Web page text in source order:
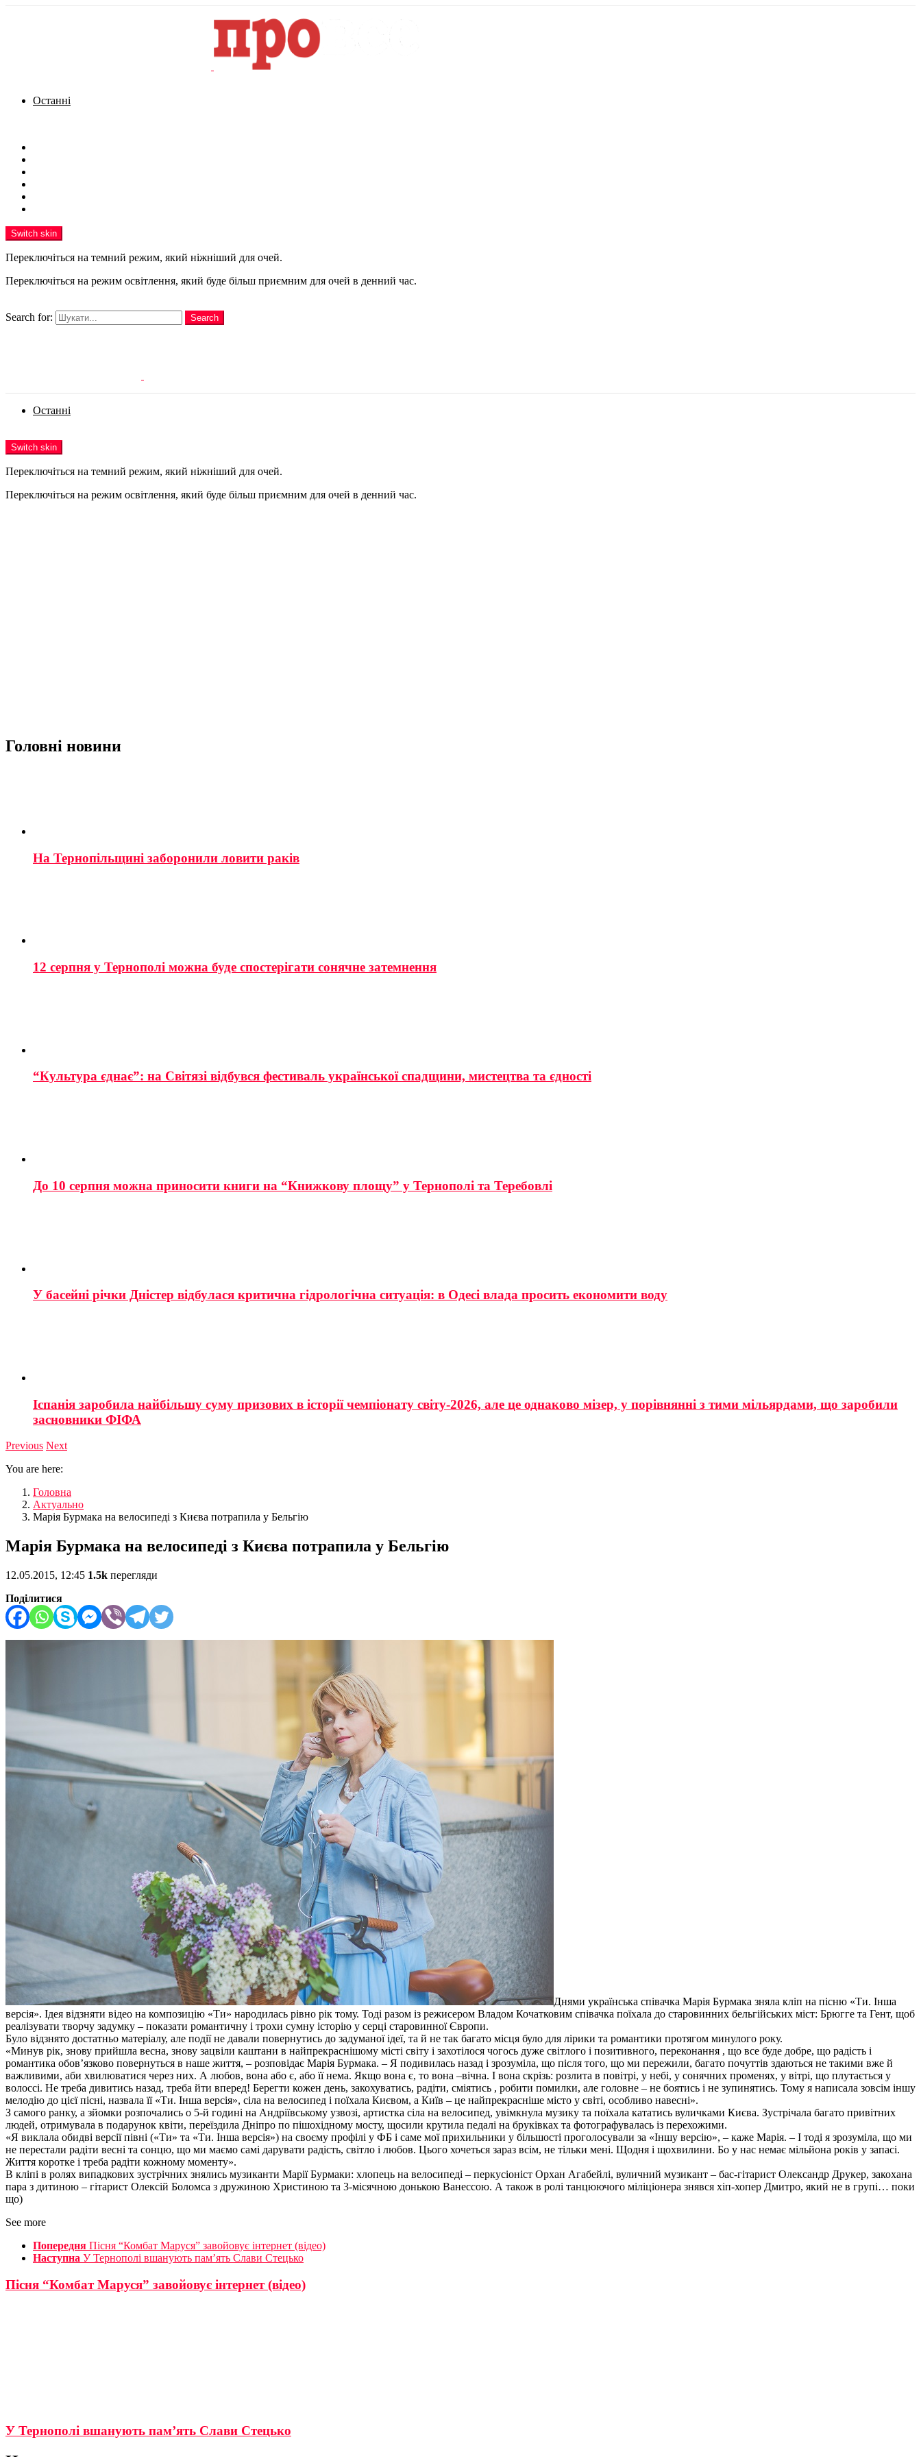
Останні
Switch skin
Переключіться на темний режим, який ніжніший для очей.
Переключіться на режим освітлення, який буде більш приємним для очей в денний час.
Search for:
Search
Останні
Switch skin
Переключіться на темний режим, який ніжніший для очей.
Переключіться на режим освітлення, який буде більш приємним для очей в денний час.
Головні новини
На Тернопільщині заборонили ловити раків
12 серпня у Тернополі можна буде спостерігати сонячне затемнення
“Культура єднає”: на Світязі відбувся фестиваль української спадщини, мистецтва та єдності
До 10 серпня можна приносити книги на “Книжкову площу” у Тернополі та Теребовлі
У басейні річки Дністер відбулася критична гідрологічна ситуація: в Одесі влада просить економити воду
Іспанія заробила найбільшу суму призових в історії чемпіонату світу-2026, але це однаково мізер, у порівнянні з тими мільярдами, що заробили
засновники ФІФА
Previous Next
You are here:
Головна
Актуально
Марія Бурмака на велосипеді з Києва потрапила у Бельгію
Марія Бурмака на велосипеді з Києва потрапила у Бельгію
12.05.2015, 12:45 1.5k перегляди
Поділитися
Днями українська співачка Марія Бурмака зняла кліп на пісню «Ти. Інша
версія». Ідея відзняти відео на композицію «Ти» народилась рівно рік тому. Тоді разом із режисером Владом Кочатковим співачка поїхала до старовинних бельгійських міст: Брюгге та Гент, щоб
реалізувати творчу задумку – показати романтичну і трохи сумну історію у серці старовинної Європи.
Було відзнято достатньо матеріалу, але події не давали повернутись до задуманої ідеї, та й не так багато місця було для лірики та романтики протягом минулого року.
«Минув рік, знову прийшла весна, знову зацвіли каштани в найпрекраснішому місті світу і захотілося чогось дуже світлого і позитивного, переконання , що все буде добре, що радість і
романтика обов’язково повернуться в наше життя, – розповідає Марія Бурмака. – Я подивилась назад і зрозуміла, що після того, що ми пережили, багато почуттів здаються не такими вже й
важливими, аби хвилюватися через них. А любов, вона або є, або її нема. Якщо вона є, то вона –вічна. І вона скрізь: розлита в повітрі, у небі, у сонячних променях, у вітрі, що плутається у
волоссі. Не треба дивитись назад, треба йти вперед! Берегти кожен день, закохуватись, радіти, сміятись , робити помилки, але головне – не боятись і не зупинятись. Тому я написала зовсім іншу
мелодію до цієї пісні, назвала її «Ти. Інша версія», сіла на велосипед і поїхала Києвом, а Київ – це найпрекрасніше місто у світі, особливо навесні».
З самого ранку, а зйомки розпочались о 5-й годині на Андріївському узвозі, артистка сіла на велосипед, увімкнула музику та поїхала кататись вуличками Києва. Зустрічала багато привітних
людей, отримувала в подарунок квіти, переїздила Дніпро по пішохідному мосту, щосили крутила педалі на бруківках та фотографувалась із перехожими.
«Я виклала обидві версії півні («Ти» та «Ти. Інша версія») на своєму профілі у ФБ і саме мої прихильники у більшості проголосували за «Іншу версію», – каже Марія. – І тоді я зрозуміла, що ми
не перестали радіти весні та сонцю, що ми маємо самі дарувати радість, світло і любов. Цього хочеться зараз всім, не тільки мені. Щодня і щохвилини. Бо у нас немає мільйона років у запасі.
Життя коротке і треба радіти кожному моменту».
В кліпі в ролях випадкових зустрічних знялись музиканти Марії Бурмаки: хлопець на велосипеді – перкусіоніст Орхан Агабейлі, вуличний музикант – бас-гітарист Олександр Друкер, закохана
пара з дитиною – гітарист Олексій Боломса з дружиною Христиною та 3-місячною донькою Ванессою. А також в ролі танцюючого міліціонера знявся хіп-хопер Дмитро, який не в групі… поки
що)
See more
Попередня Пісня “Комбат Маруся” завойовує інтернет (відео)
Наступна У Тернополі вшанують пам’ять Слави Стецько
Пісня “Комбат Маруся” завойовує інтернет (відео)
У Тернополі вшанують пам’ять Слави Стецько